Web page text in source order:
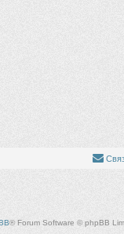
® Forum Software © phpBB